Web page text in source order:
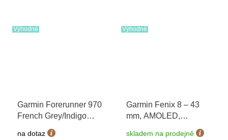
Výhodné
Garmin Forerunner 970
French Grey/Indigo
010-02969-12
možnost výměny do 90
na dotaz
Výhodné
Garmin Fenix 8 – 43
mm, AMOLED,
Sapphire, Soft Gold /
Fog grey 010-02903-
skladem na prodejně